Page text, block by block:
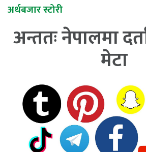
अर्थबजार स्टोरी
अन्ततः नेपालमा
मेटा